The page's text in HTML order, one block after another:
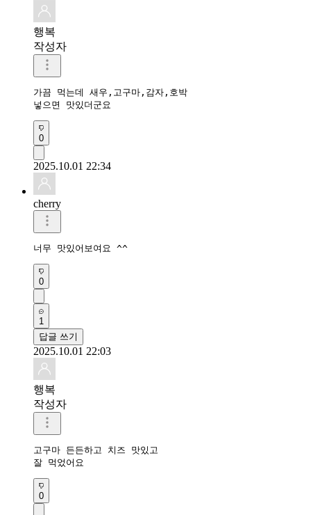
행복
작성자
가끔 먹는데 새우,고구마,감자,호박
넣으면 맛있더군요
0
2025.10.01 22:34
cherry
너무 맛있어보여요 ^^
0
1
답글 쓰기
2025.10.01 22:03
행복
작성자
고구마 든든하고 치즈 맛있고
잘 먹었어요
0